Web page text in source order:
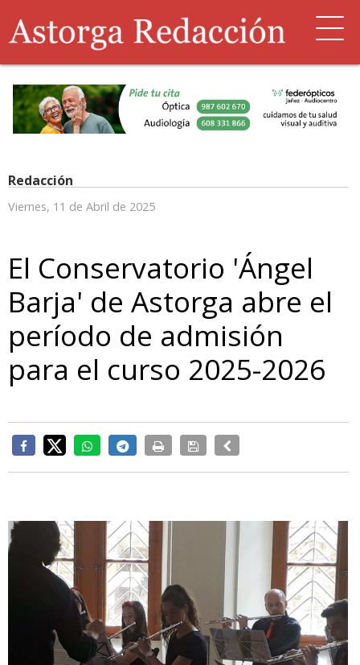
Redacción
Viernes, 11 de Abril de 2025
El Conservatorio 'Ángel
Barja' de Astorga abre el
período de admisión
para el curso 2025-2026